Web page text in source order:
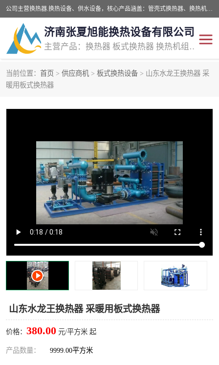
公司主营换热器.换热设备、供水设备，核心产品涵盖：管壳式换热器、换热机组、不锈钢组合式水箱、水处理设备等，提供非标设备集生产、销售、安装一体化服务，可满足全国酒店、学校、医院、商业综合体、工业项目等多场景换热与供水需求。
济南张夏旭能换热设备有限公司
主营产品：换热器 板式换热器 换热机组 供水设备 水处理设备
当前位置： 首页 > 供应商机 > 板式换热设备 > 山东水龙王换热器 采
暖用板式换热器
山东水龙王换热器 采暖用板式换热器
价格： 380.00 元/平方米 起
产品数量： 9999.00平方米
管壳式换热器
汽水换热机组 板式换热设备
囊式膨胀水箱 水处理器设备
智能供水设备 锅炉辅机设备
非标加工设备